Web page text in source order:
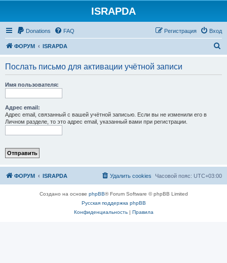
ISRAPDA
Donations FAQ Вход
Регистрация
ФОРУМ ISRAPDA
Послать письмо для активации учётной записи
Имя пользователя:
Адрес email:
Адрес email, связанный с вашей учётной записью. Если вы не изменили его в
Личном разделе, то это адрес email, указанный вами при регистрации.
ФОРУМ ISRAPDA Часовой пояс: UTC+03:00
Удалить cookies
Создано на основе phpBB® Forum Software © phpBB Limited
Русская поддержка phpBB
Конфиденциальность| Правила